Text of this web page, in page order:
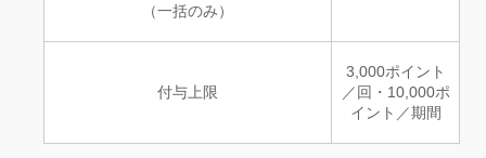
（一括のみ）
付与上限
3,000ポイント
／回・10,000ポ
イント／期間